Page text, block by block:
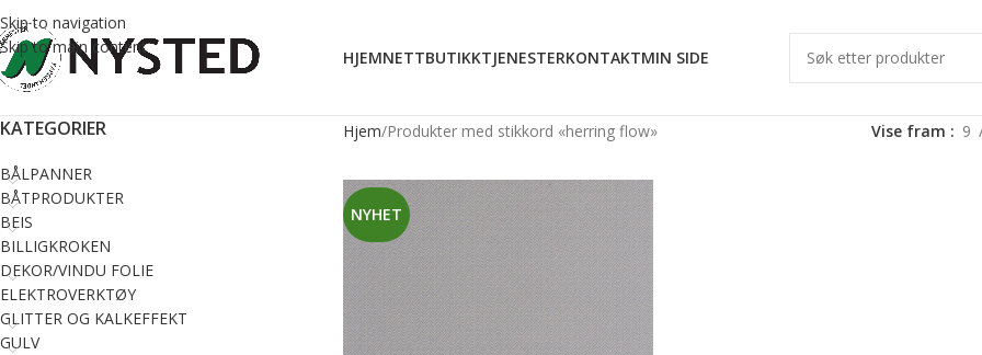
Skip to navigation
Skip to main content
HJEMNETTBUTIKKTJENESTERKONTAKTMIN SIDE
KATEGORIER
BÅLPANNER
BÅTPRODUKTER
BEIS
BILLIGKROKEN
DEKOR/VINDU FOLIE
ELEKTROVERKTØY
GLITTER OG KALKEFFEKT
GULV
Hjem Produkter med stikkord «herring flow» Vise fram 9
NYHET